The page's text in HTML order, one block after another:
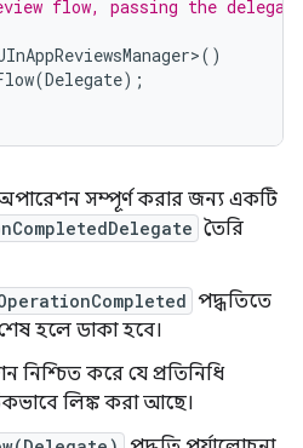
flow, passing the
()
(Delegate);
অপারেশন সম্পূর্ণ করার জন্য একটি
তৈরি
পদ্ধতিতে
হলে ডাকা হবে।
নিশ্চিত করে যে প্রতিনিধি
লিঙ্ক করা আছে।